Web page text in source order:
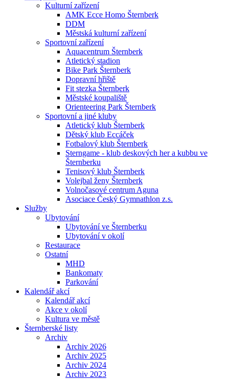
Kulturní zařízení
AMK Ecce Homo Šternberk
DDM
Městská kulturní zařízení
Sportovní zařízení
Aquacentrum Šternberk
Atletický stadion
Bike Park Šternberk
Dopravní hřiště
Fit stezka Šternberk
Městské koupaliště
Orienteering Park Šternberk
Sportovní a jiné kluby
Atletický klub Šternberk
Dětský klub Eccáček
Fotbalový klub Šternberk
Sterngame - klub deskových her a kubbu ve
Šternberku
Tenisový klub Šternberk
Volejbal ženy Šternberk
Volnočasové centrum Aguna
Asociace Český Gymnathlon z.s.
Služby
Ubytování
Ubytování ve Šternberku
Ubytování v okolí
Restaurace
Ostatní
MHD
Bankomaty
Parkování
Kalendář akcí
Kalendář akcí
Akce v okolí
Kultura ve městě
Šternberské listy
Archiv
Archiv 2026
Archiv 2025
Archiv 2024
Archiv 2023